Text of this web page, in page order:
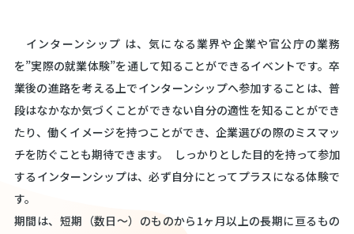
企業・団体の皆様へ
保護者の皆様へ
インターンシップ は、気になる業界や企業や官公庁の業務
を”実際の就業体験”を通して知ることができるイベントです。卒
業後の進路を考える上でインターンシップへ参加することは、普
段はなかなか気づくことができない自分の適性を知ることができ
たり、働くイメージを持つことができ、企業選びの際のミスマッ
チを防ぐことも期待できます。 しっかりとした目的を持って参加
するインターンシップは、必ず自分にとってプラスになる体験で
す。
期間は、短期（数日〜）のものから1ヶ月以上の長期に亘るもの